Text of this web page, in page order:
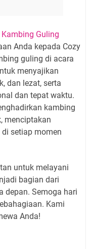
Kambing Guling
Anda kepada Cozy
guling di acara
menyajikan
dan lezat, serta
dan tepat waktu.
kambing
menciptakan
setiap momen
untuk melayani
bagian dari
depan. Semoga hari
Kami
Anda!